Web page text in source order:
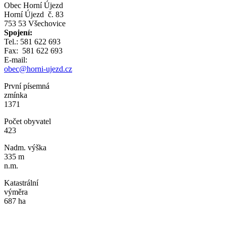
Obec Horní Újezd
Horní Újezd č. 83
753 53 Všechovice
Spojení:
Tel.: 581 622 693
Fax: 581 622 693
E-mail:
obec@horni-ujezd.cz
První písemná
zmínka
1371
Počet obyvatel
423
Nadm. výška
335 m
n.m.
Katastrální
výměra
687 ha